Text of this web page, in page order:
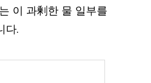
이 과剰한 물 일부를
다.